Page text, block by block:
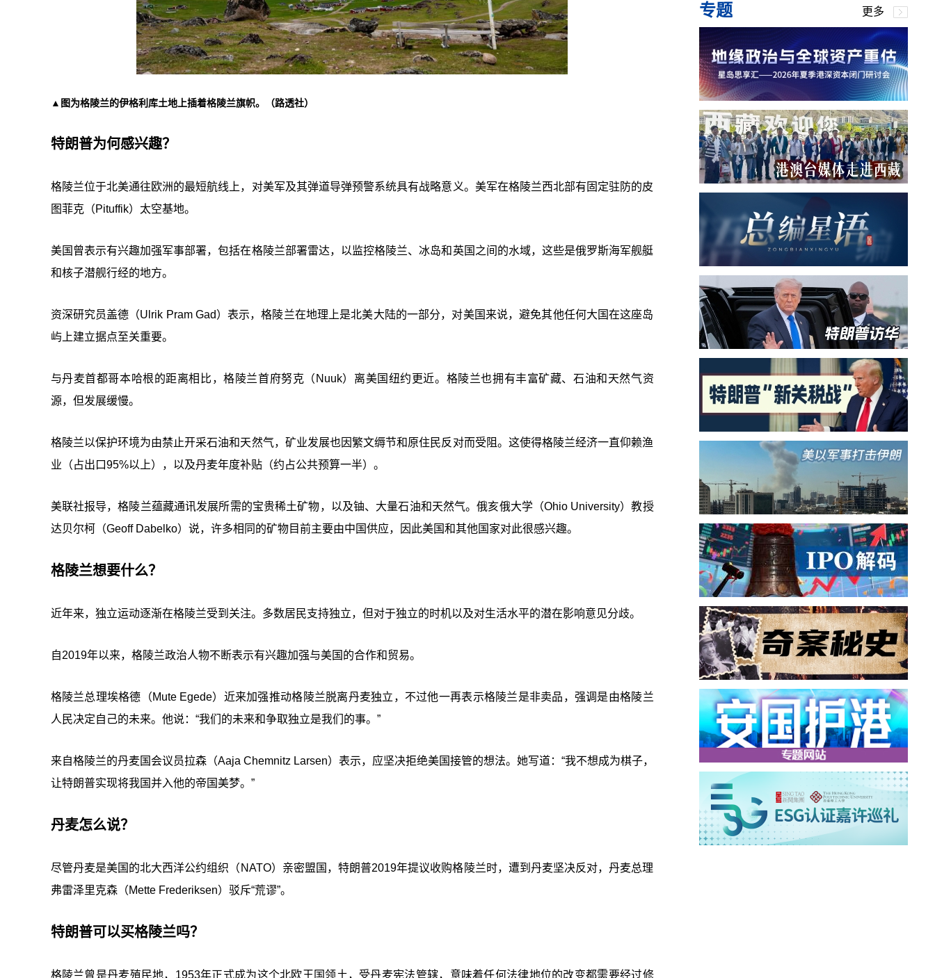
▲图为格陵兰的伊格利库土地上插着格陵兰旗帜。（路透社）
特朗普为何感兴趣？
格陵兰位于北美通往欧洲的最短航线上，对美军及其弹道导弹预警系统具有战略意义。美军在格陵兰西北部有固定驻防的皮
图菲克（Pituffik）太空基地。
美国曾表示有兴趣加强军事部署，包括在格陵兰部署雷达，以监控格陵兰、冰岛和英国之间的水域，这些是俄罗斯海军舰艇
和核子潜舰行经的地方。
资深研究员盖德（Ulrik Pram Gad）表示，格陵兰在地理上是北美大陆的一部分，对美国来说，避免其他任何大国在这座岛
屿上建立据点至关重要。
与丹麦首都哥本哈根的距离相比，格陵兰首府努克（Nuuk）离美国纽约更近。格陵兰也拥有丰富矿藏、石油和天然气资
源，但发展缓慢。
格陵兰以保护环境为由禁止开采石油和天然气，矿业发展也因繁文缛节和原住民反对而受阻。这使得格陵兰经济一直仰赖渔
业（占出口95%以上），以及丹麦年度补贴（约占公共预算一半）。
美联社报导，格陵兰蕴藏通讯发展所需的宝贵稀土矿物，以及铀、大量石油和天然气。俄亥俄大学（Ohio University）教授
达贝尔柯（Geoff Dabelko）说，许多相同的矿物目前主要由中国供应，因此美国和其他国家对此很感兴趣。
格陵兰想要什么？
近年来，独立运动逐渐在格陵兰受到关注。多数居民支持独立，但对于独立的时机以及对生活水平的潜在影响意见分歧。
自2019年以来，格陵兰政治人物不断表示有兴趣加强与美国的合作和贸易。
格陵兰总理埃格德（Mute Egede）近来加强推动格陵兰脱离丹麦独立，不过他一再表示格陵兰是非卖品，强调是由格陵兰
人民决定自己的未来。他说：“我们的未来和争取独立是我们的事。”
来自格陵兰的丹麦国会议员拉森（Aaja Chemnitz Larsen）表示，应坚决拒绝美国接管的想法。她写道：“我不想成为棋子，
让特朗普实现将我国并入他的帝国美梦。”
丹麦怎么说？
尽管丹麦是美国的北大西洋公约组织（NATO）亲密盟国，特朗普2019年提议收购格陵兰时，遭到丹麦坚决反对，丹麦总理
弗雷泽里克森（Mette Frederiksen）驳斥“荒谬”。
特朗普可以买格陵兰吗？
格陵兰曾是丹麦殖民地，1953年正式成为这个北欧王国领土，受丹麦宪法管辖，意味着任何法律地位的改变都需要经过修
专题 更多